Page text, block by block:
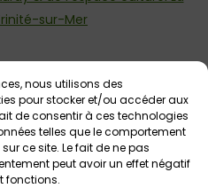
nous utilisons des
pour stocker et/ou accéder aux
de consentir à ces technologies
telles que le comportement
ce site. Le fait de ne pas
peut avoir un effet négatif
fonctions.
sur-Mer
à venir